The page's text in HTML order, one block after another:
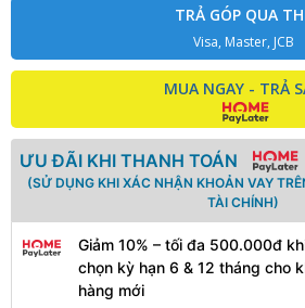
TRẢ GÓP QUA
Visa, Master, JCB
MUA NGAY - TRẢ
ƯU ĐÃI KHI THANH TOÁN
(SỬ DỤNG KHI XÁC NHẬN KHOẢN VAY
TÀI CHÍNH)
Giảm 10% – tối đa 500.000đ
chọn kỳ hạn 6 & 12 tháng cho
hàng mới